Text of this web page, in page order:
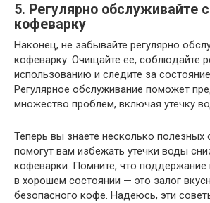
5. Регулярно обслуживайте
кофеварку
Наконец, не забывайте регулярно
кофеварку. Очищайте ее, соблюдайте
использованию и следите за
Регулярное обслуживание поможет
множество проблем, включая утечку
Теперь вы знаете несколько полезных
помогут вам избежать утечки воды
кофеварки. Помните, что
в хорошем состоянии — это залог
безопасного кофе. Надеюсь, эти